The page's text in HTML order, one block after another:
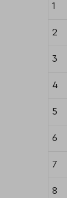
1
2
3
4
5
6
7
8